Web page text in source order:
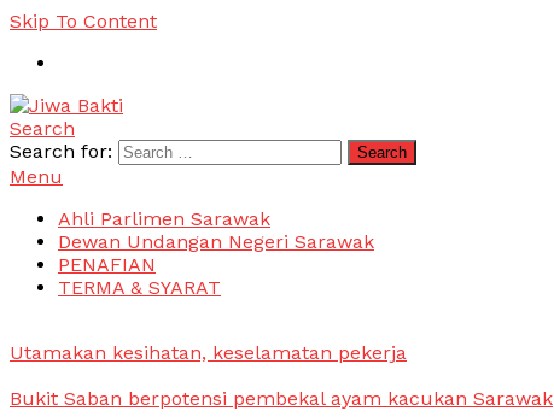
Skip To Content
Jiwa Bakti
Suara PBB Sarawak
Search
Search for:
Menu
Ahli Parlimen Sarawak
Dewan Undangan Negeri Sarawak
PENAFIAN
TERMA & SYARAT
Utamakan kesihatan, keselamatan pekerja
Bukit Saban berpotensi pembekal ayam kacukan Sarawak